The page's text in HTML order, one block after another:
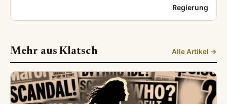
Regierung
Mehr aus Klatsch Alle Artikel →